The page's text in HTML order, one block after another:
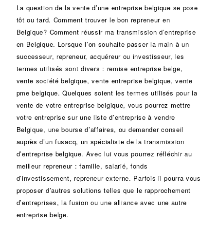
La question de la vente d’une entreprise belgique se pose
tôt ou tard. Comment trouver le bon repreneur en
Belgique? Comment réussir ma transmission d’entreprise
en Belgique. Lorsque l’on souhaite passer la main à un
successeur, repreneur, acquéreur ou investisseur, les
termes utilisés sont divers : remise entreprise belge,
vente société belgique, vente entreprise belgique, vente
pme belgique. Quelques soient les termes utilisés pour la
vente de votre entreprise belgique, vous pourrez mettre
votre entreprise sur une liste d’entreprise à vendre
Belgique, unebourse d’affaires, ou demander conseil
auprès d’un fusacq, un spécialiste de latransmission
d’entreprise belgique. Avec lui vous pourrez réfléchir au
meilleur repreneur :famille, salarié, fonds
d’investissement, repreneur externe. Parfois il pourra vous
proposer d’autres solutions telles que le rapprochement
d’entreprises, lafusion ou unealliance avec une autre
entreprise belge.